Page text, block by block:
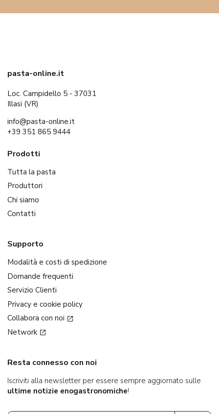
pasta-online.it
Loc. Campidello 5 - 37031
Illasi (VR)
info@pasta-online.it
+39 351 865 9444
Prodotti
Tutta la pasta
Produttori
Chi siamo
Contatti
Supporto
Modalità e costi di spedizione
Domande frequenti
Servizio Clienti
Privacy e cookie policy
Collabora con noi
Network
Resta connesso con noi
Iscriviti alla newsletter per essere sempre aggiornato sulle
ultime notizie enogastronomiche!